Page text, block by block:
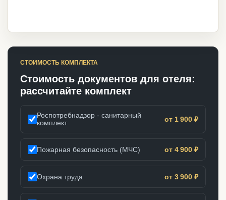
СТОИМОСТЬ КОМПЛЕКТА
Стоимость документов для отеля:
рассчитайте комплект
Роспотребнадзор - санитарный
комплект
от 1 900 ₽
Пожарная безопасность (МЧС) от 4 900 ₽
Охрана труда от 3 900 ₽